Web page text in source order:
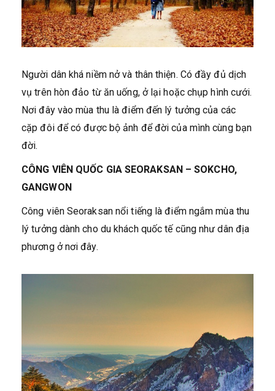
Người dân khá niềm nở và thân thiện. Có đầy đủ dịch
vụ trên hòn đảo từ ăn uống, ở lại hoặc chụp hình cưới.
Nơi đây vào mùa thu là điểm đến lý tưởng của các
cặp đôi để có được bộ ảnh để đời của mình cùng bạn
đời.
CÔNG VIÊN QUỐC GIA SEORAKSAN – SOKCHO,
GANGWON
Công viên Seoraksan nổi tiếng là điểm ngắm mùa thu
lý tưởng dành cho du khách quốc tế cũng như dân địa
phương ở nơi đây.